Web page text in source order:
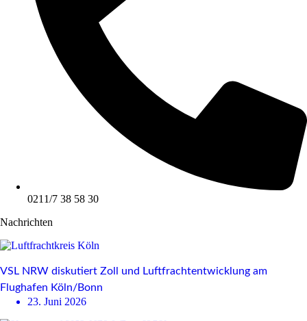
0211/7 38 58 30
Nachrichten
VSL NRW diskutiert Zoll und Luftfrachtentwicklung am
Flughafen Köln/Bonn
23. Juni 2026